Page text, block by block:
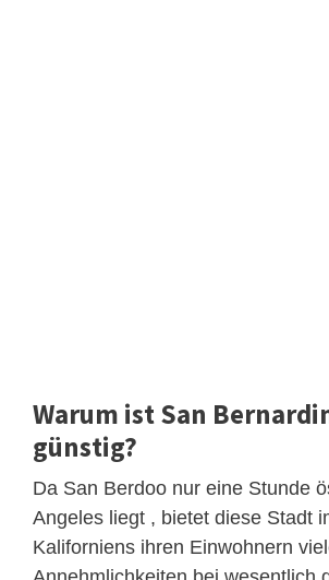
Warum ist San
günstig?
Da San Berdoo nur eine Stunde
Angeles liegt , bietet diese Stadt
Kaliforniens ihren Einwohnern